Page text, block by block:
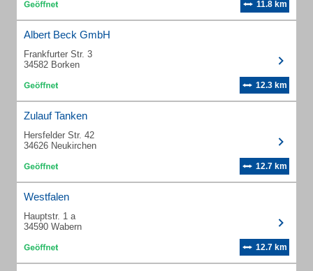
11.8 km
Albert Beck GmbH
Frankfurter Str. 3
34582 Borken
12.3 km
Zulauf Tanken
Hersfelder Str. 42
34626 Neukirchen
12.7 km
Westfalen
Hauptstr. 1 a
34590 Wabern
12.7 km